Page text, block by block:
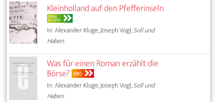
Kleinholland auf den Pfefferinseln
OPEN
ACCESS
In: Alexander Kluge, Joseph Vogl,Soll und
Haben
Was für einen Roman erzählt die
Börse? ABO
In: Alexander Kluge, Joseph Vogl,Soll und
Haben